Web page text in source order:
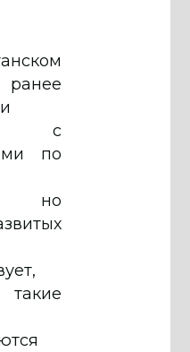
с
по
но